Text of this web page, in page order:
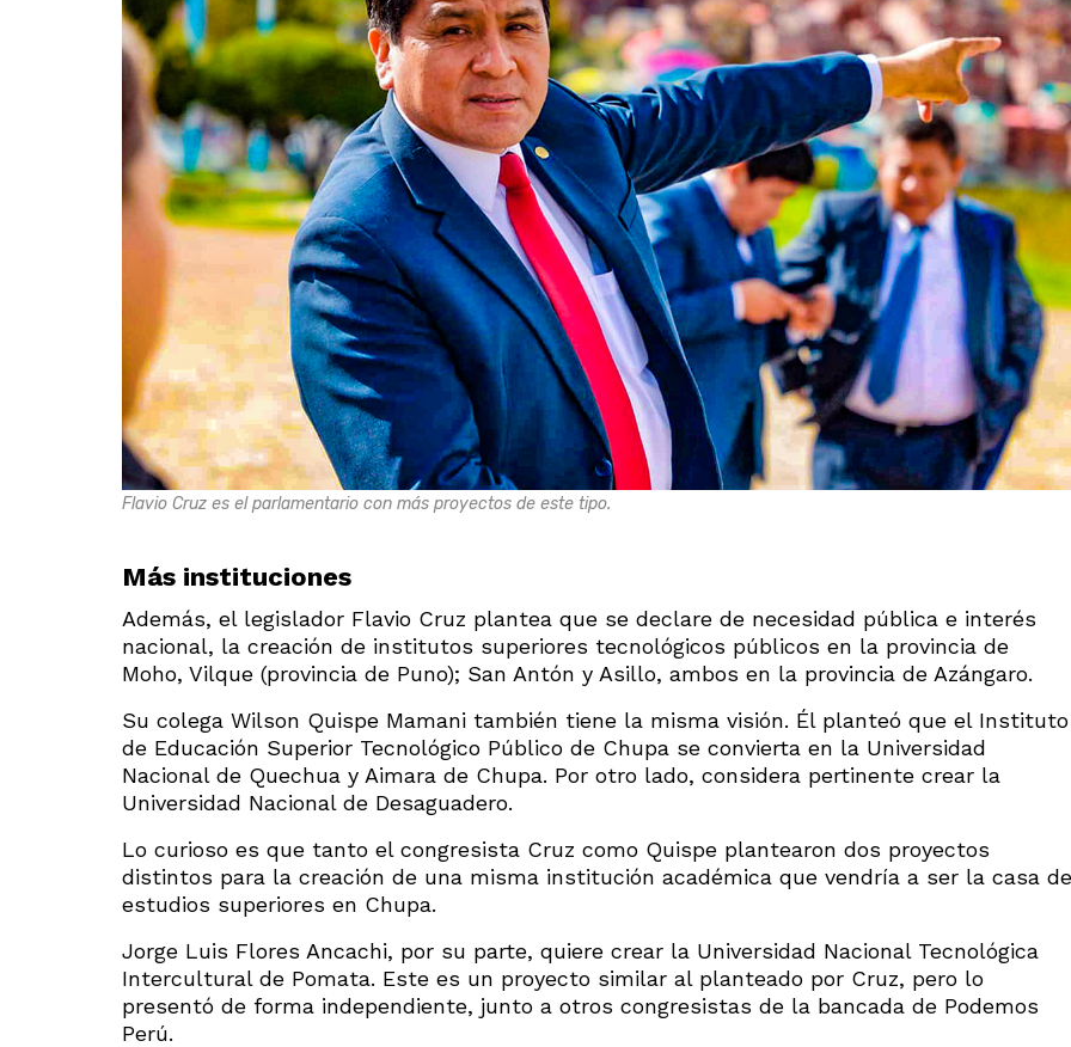
Flavio Cruz es el parlamentario con más proyectos de este tipo.
Más instituciones
Además, el legislador Flavio Cruz plantea que se declare de necesidad pública e interés
nacional, la creación de institutos superiores tecnológicos públicos en la provincia de
Moho, Vilque (provincia de Puno); San Antón y Asillo, ambos en la provincia de Azángaro.
Su colega Wilson Quispe Mamani también tiene la misma visión. Él planteó que el Instituto
de Educación Superior Tecnológico Público de Chupa se convierta en la Universidad
Nacional de Quechua y Aimara de Chupa. Por otro lado, considera pertinente crear la
Universidad Nacional de Desaguadero.
Lo curioso es que tanto el congresista Cruz como Quispe plantearon dos proyectos
distintos para la creación de una misma institución académica que vendría a ser la casa de
estudios superiores en Chupa.
Jorge Luis Flores Ancachi, por su parte, quiere crear la Universidad Nacional Tecnológica
Intercultural de Pomata. Este es un proyecto similar al planteado por Cruz, pero lo
presentó de forma independiente, junto a otros congresistas de la bancada de Podemos
Perú.